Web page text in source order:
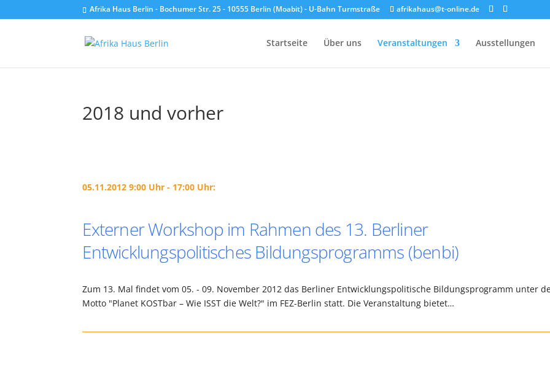
Afrika Haus Berlin - Bochumer Str. 25 - 10555 Berlin (Moabit) - U-Bahn Turmstraße afrikahaus@t-online.de
Startseite Über uns Veranstaltungen Ausstellungen
2018 und vorher
05.11.2012 9:00 Uhr - 17:00 Uhr:
Externer Workshop im Rahmen des 13. Berliner
Entwicklungspolitisches Bildungsprogramms (benbi)
Zum 13. Mal findet vom 05. - 09. November 2012 das Berliner Entwicklungspolitische Bildungsprogramm unter
Motto "Planet KOSTbar – Wie ISST die Welt?" im FEZ-Berlin statt. Die Veranstaltung bietet…